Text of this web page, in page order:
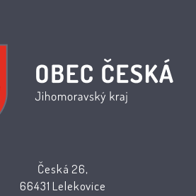
Česká 26,
66431 Lelekovice